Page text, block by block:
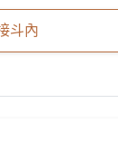
斗內